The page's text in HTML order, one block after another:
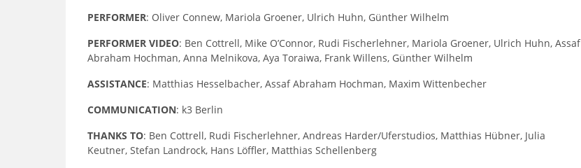
PERFORMER: Oliver Connew, Mariola Groener, Ulrich Huhn, Günther Wilhelm
PERFORMER VIDEO: Ben Cottrell, Mike O’Connor, Rudi Fischerlehner, Mariola Groener, Ulrich Huhn, Assaf
Abraham Hochman, Anna Melnikova, Aya Toraiwa, Frank Willens, Günther Wilhelm
ASSISTANCE: Matthias Hesselbacher, Assaf Abraham Hochman, Maxim Wittenbecher
COMMUNICATION: k3 Berlin
THANKS TO: Ben Cottrell, Rudi Fischerlehner, Andreas Harder/Uferstudios, Matthias Hübner, Julia
Keutner, Stefan Landrock, Hans Löffler, Matthias Schellenberg